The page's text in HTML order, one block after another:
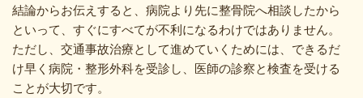
結論からお伝えすると、病院より先に整骨院へ相談したから
といって、すぐにすべてが不利になるわけではありません。
ただし、交通事故治療として進めていくためには、できるだ
け早く病院・整形外科を受診し、医師の診察と検査を受ける
ことが大切です。